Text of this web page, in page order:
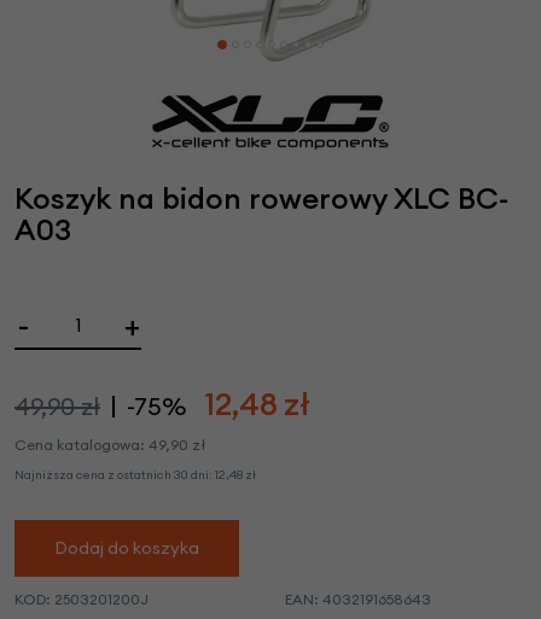
Koszyk na bidon rowerowy XLC BC-
A03
- +
49,90 zł -75% 12,48 zł
Cena katalogowa: 49,90 zł
Najniższa cena z ostatnich 30 dni: 12,48 zł
Dodaj do koszyka
KOD: 2503201200J EAN: 4032191658643